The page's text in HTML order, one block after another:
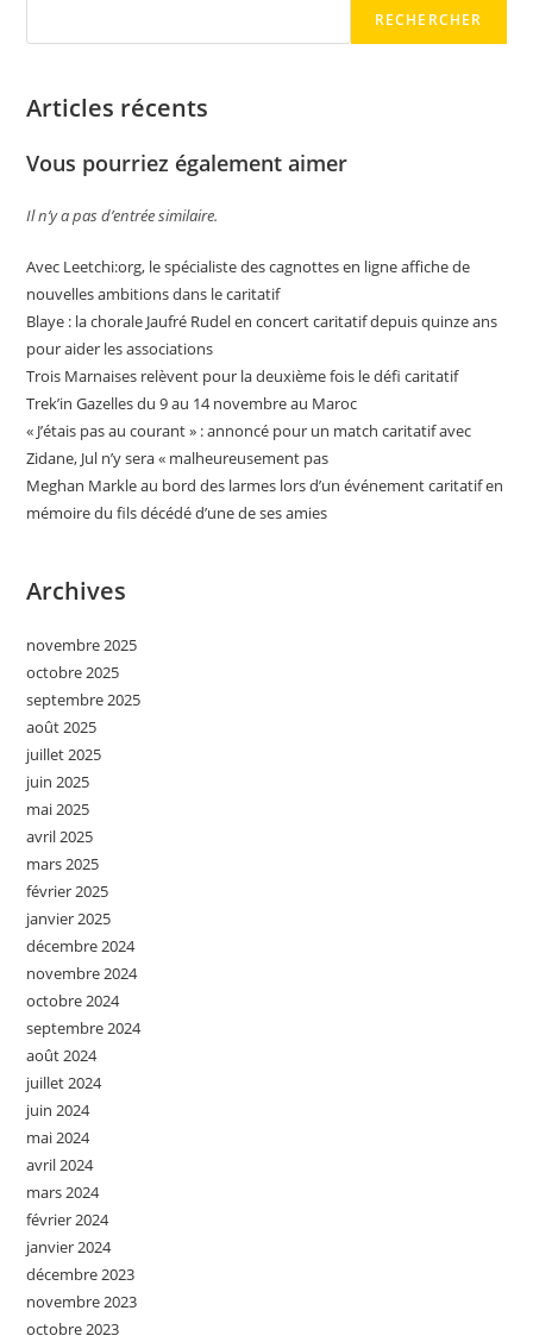
RECHERCHER
Articles récents
Vous pourriez également aimer
Il n’y a pas d’entrée similaire.
Avec Leetchi:org, le spécialiste des cagnottes en ligne affiche de
nouvelles ambitions dans le caritatif
Blaye : la chorale Jaufré Rudel en concert caritatif depuis quinze ans
pour aider les associations
Trois Marnaises relèvent pour la deuxième fois le défi caritatif
Trek’in Gazelles du 9 au 14 novembre au Maroc
« J’étais pas au courant » : annoncé pour un match caritatif avec
Zidane, Jul n’y sera « malheureusement pas
Meghan Markle au bord des larmes lors d’un événement caritatif en
mémoire du fils décédé d’une de ses amies
Archives
novembre 2025
octobre 2025
septembre 2025
août 2025
juillet 2025
juin 2025
mai 2025
avril 2025
mars 2025
février 2025
janvier 2025
décembre 2024
novembre 2024
octobre 2024
septembre 2024
août 2024
juillet 2024
juin 2024
mai 2024
avril 2024
mars 2024
février 2024
janvier 2024
décembre 2023
novembre 2023
octobre 2023